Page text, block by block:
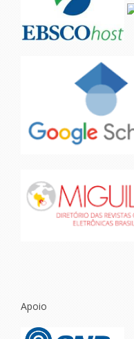
Apoio